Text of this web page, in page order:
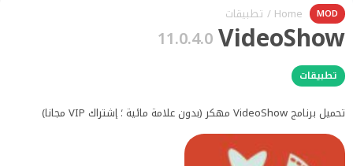
MOD
Home
/ تطبيقات
VideoShow
11.0.4.0
تطبيقات
تحميل برنامج VideoShow مهكر (بدون علامة مائية ؛ إشتراك VIP مجانا)